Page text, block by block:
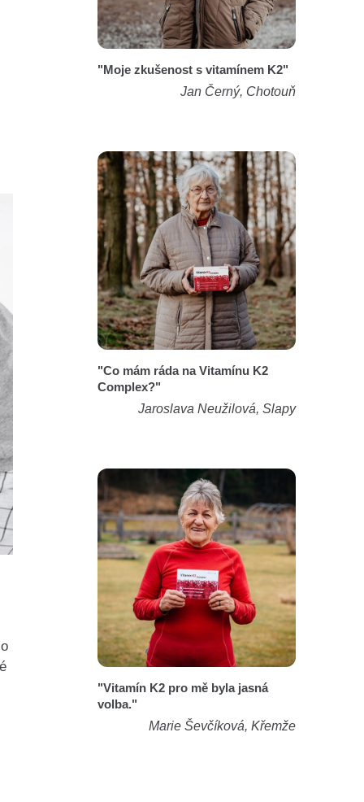
"Moje zkušenost s vitamínem K2"
Jan Černý, Chotouň
"Co mám ráda na Vitamínu K2
Complex?"
Jaroslava Neužilová, Slapy
"Vitamín K2 pro mě byla jasná
volba."
Marie Ševčíková, Křemže